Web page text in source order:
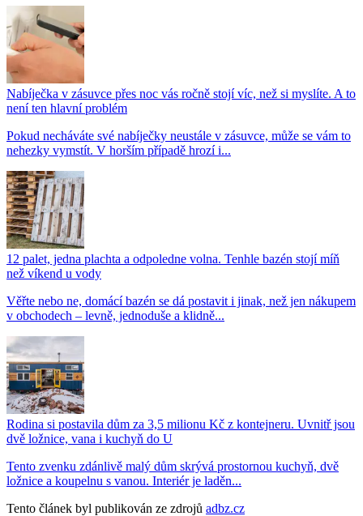
Nabíječka v zásuvce přes noc vás ročně stojí víc, než si myslíte. A to
není ten hlavní problém
Pokud necháváte své nabíječky neustále v zásuvce, může se vám to
nehezky vymstít. V horším případě hrozí i...
12 palet, jedna plachta a odpoledne volna. Tenhle bazén stojí míň
než víkend u vody
Věřte nebo ne, domácí bazén se dá postavit i jinak, než jen nákupem
v obchodech – levně, jednoduše a klidně...
Rodina si postavila dům za 3,5 milionu Kč z kontejneru. Uvnitř jsou
dvě ložnice, vana i kuchyň do U
Tento zvenku zdánlivě malý dům skrývá prostornou kuchyň, dvě
ložnice a koupelnu s vanou. Interiér je laděn...
Tento článek byl publikován ze zdrojů adbz.cz